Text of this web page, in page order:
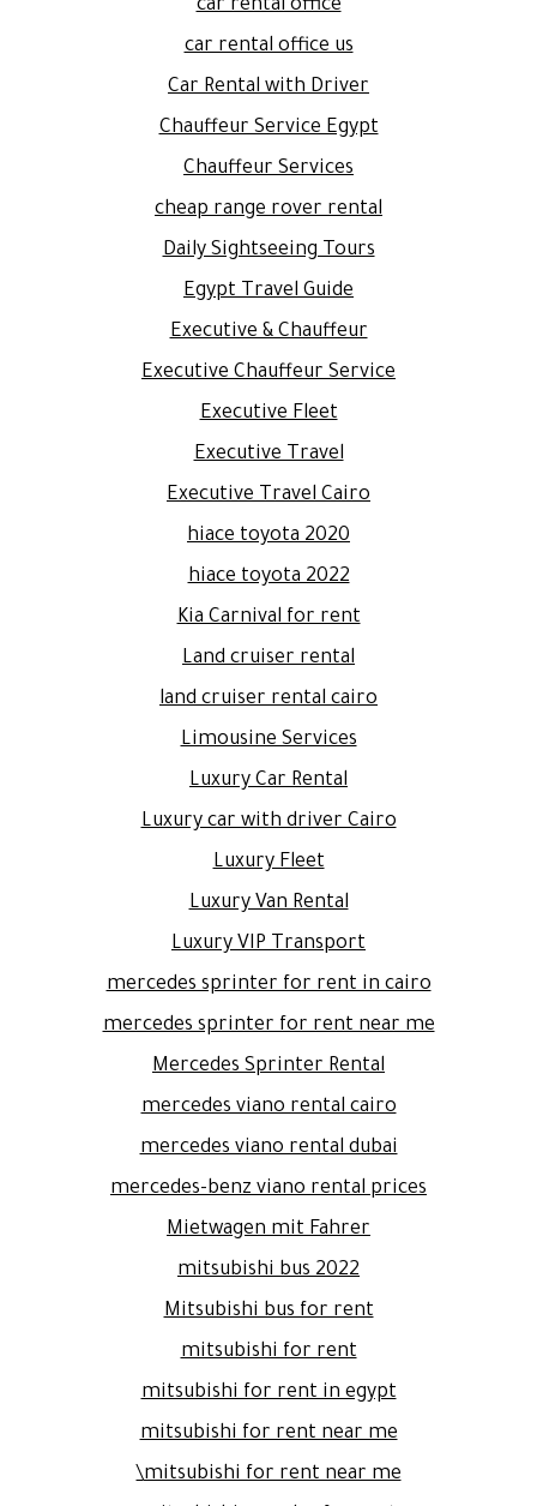
car rental office
car rental office us
Car Rental with Driver
Chauffeur Service Egypt
Chauffeur Services
cheap range rover rental
Daily Sightseeing Tours
Egypt Travel Guide
Executive & Chauffeur
Executive Chauffeur Service
Executive Fleet
Executive Travel
Executive Travel Cairo
hiace toyota 2020
hiace toyota 2022
Kia Carnival for rent
Land cruiser rental
land cruiser rental cairo
Limousine Services
Luxury Car Rental
Luxury car with driver Cairo
Luxury Fleet
Luxury Van Rental
Luxury VIP Transport
mercedes sprinter for rent in cairo
mercedes sprinter for rent near me
Mercedes Sprinter Rental
mercedes viano rental cairo
mercedes viano rental dubai
mercedes-benz viano rental prices
Mietwagen mit Fahrer
mitsubishi bus 2022
Mitsubishi bus for rent
mitsubishi for rent
mitsubishi for rent in egypt
mitsubishi for rent near me
mitsubishi for rent near me\